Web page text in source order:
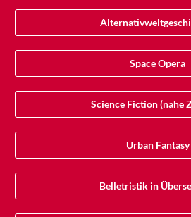
Space Opera
Science Fiction (nahe
Urban Fantasy
Belletristik in